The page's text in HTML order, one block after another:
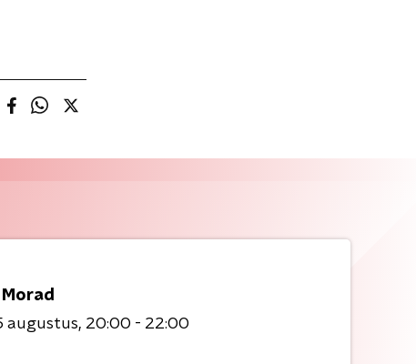
Morad
augustus 20:00 - 22:00